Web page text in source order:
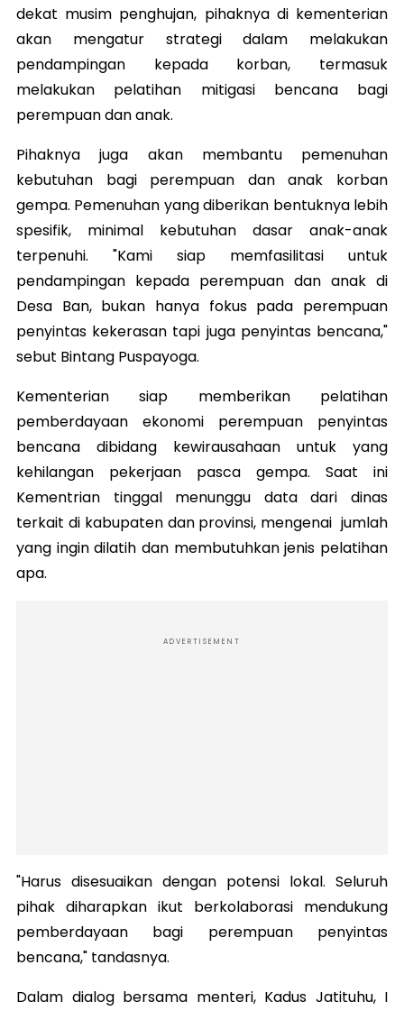
dekat musim penghujan, pihaknya di kementerian
akan mengatur strategi dalam melakukan
pendampingan kepada korban, termasuk
melakukan pelatihan mitigasi bencana bagi
perempuan dan anak.
Pihaknya juga akan membantu pemenuhan
kebutuhan bagi perempuan dan anak korban
gempa. Pemenuhan yang diberikan bentuknya lebih
spesifik, minimal kebutuhan dasar anak-anak
terpenuhi. "Kami siap memfasilitasi untuk
pendampingan kepada perempuan dan anak di
Desa Ban, bukan hanya fokus pada perempuan
penyintas kekerasan tapi juga penyintas bencana,"
sebut Bintang Puspayoga.
Kementerian siap memberikan pelatihan
pemberdayaan ekonomi perempuan penyintas
bencana dibidang kewirausahaan untuk yang
kehilangan pekerjaan pasca gempa. Saat ini
Kementrian tinggal menunggu data dari dinas
terkait di kabupaten dan provinsi, mengenai jumlah
yang ingin dilatih dan membutuhkan jenis pelatihan
apa.
ADVERTISEMENT
"Harus disesuaikan dengan potensi lokal. Seluruh
pihak diharapkan ikut berkolaborasi mendukung
pemberdayaan bagi perempuan penyintas
bencana," tandasnya.
Dalam dialog bersama menteri, Kadus Jatituhu, I